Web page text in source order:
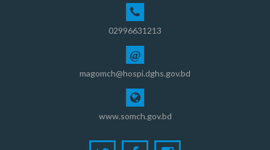
02996631213
@
magomch@hospi.dghs.gov.bd
www.somch.gov.bd